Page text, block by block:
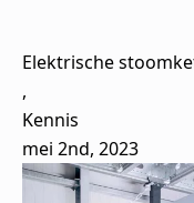
Elektrische
Kennis
mei 2nd, 2023